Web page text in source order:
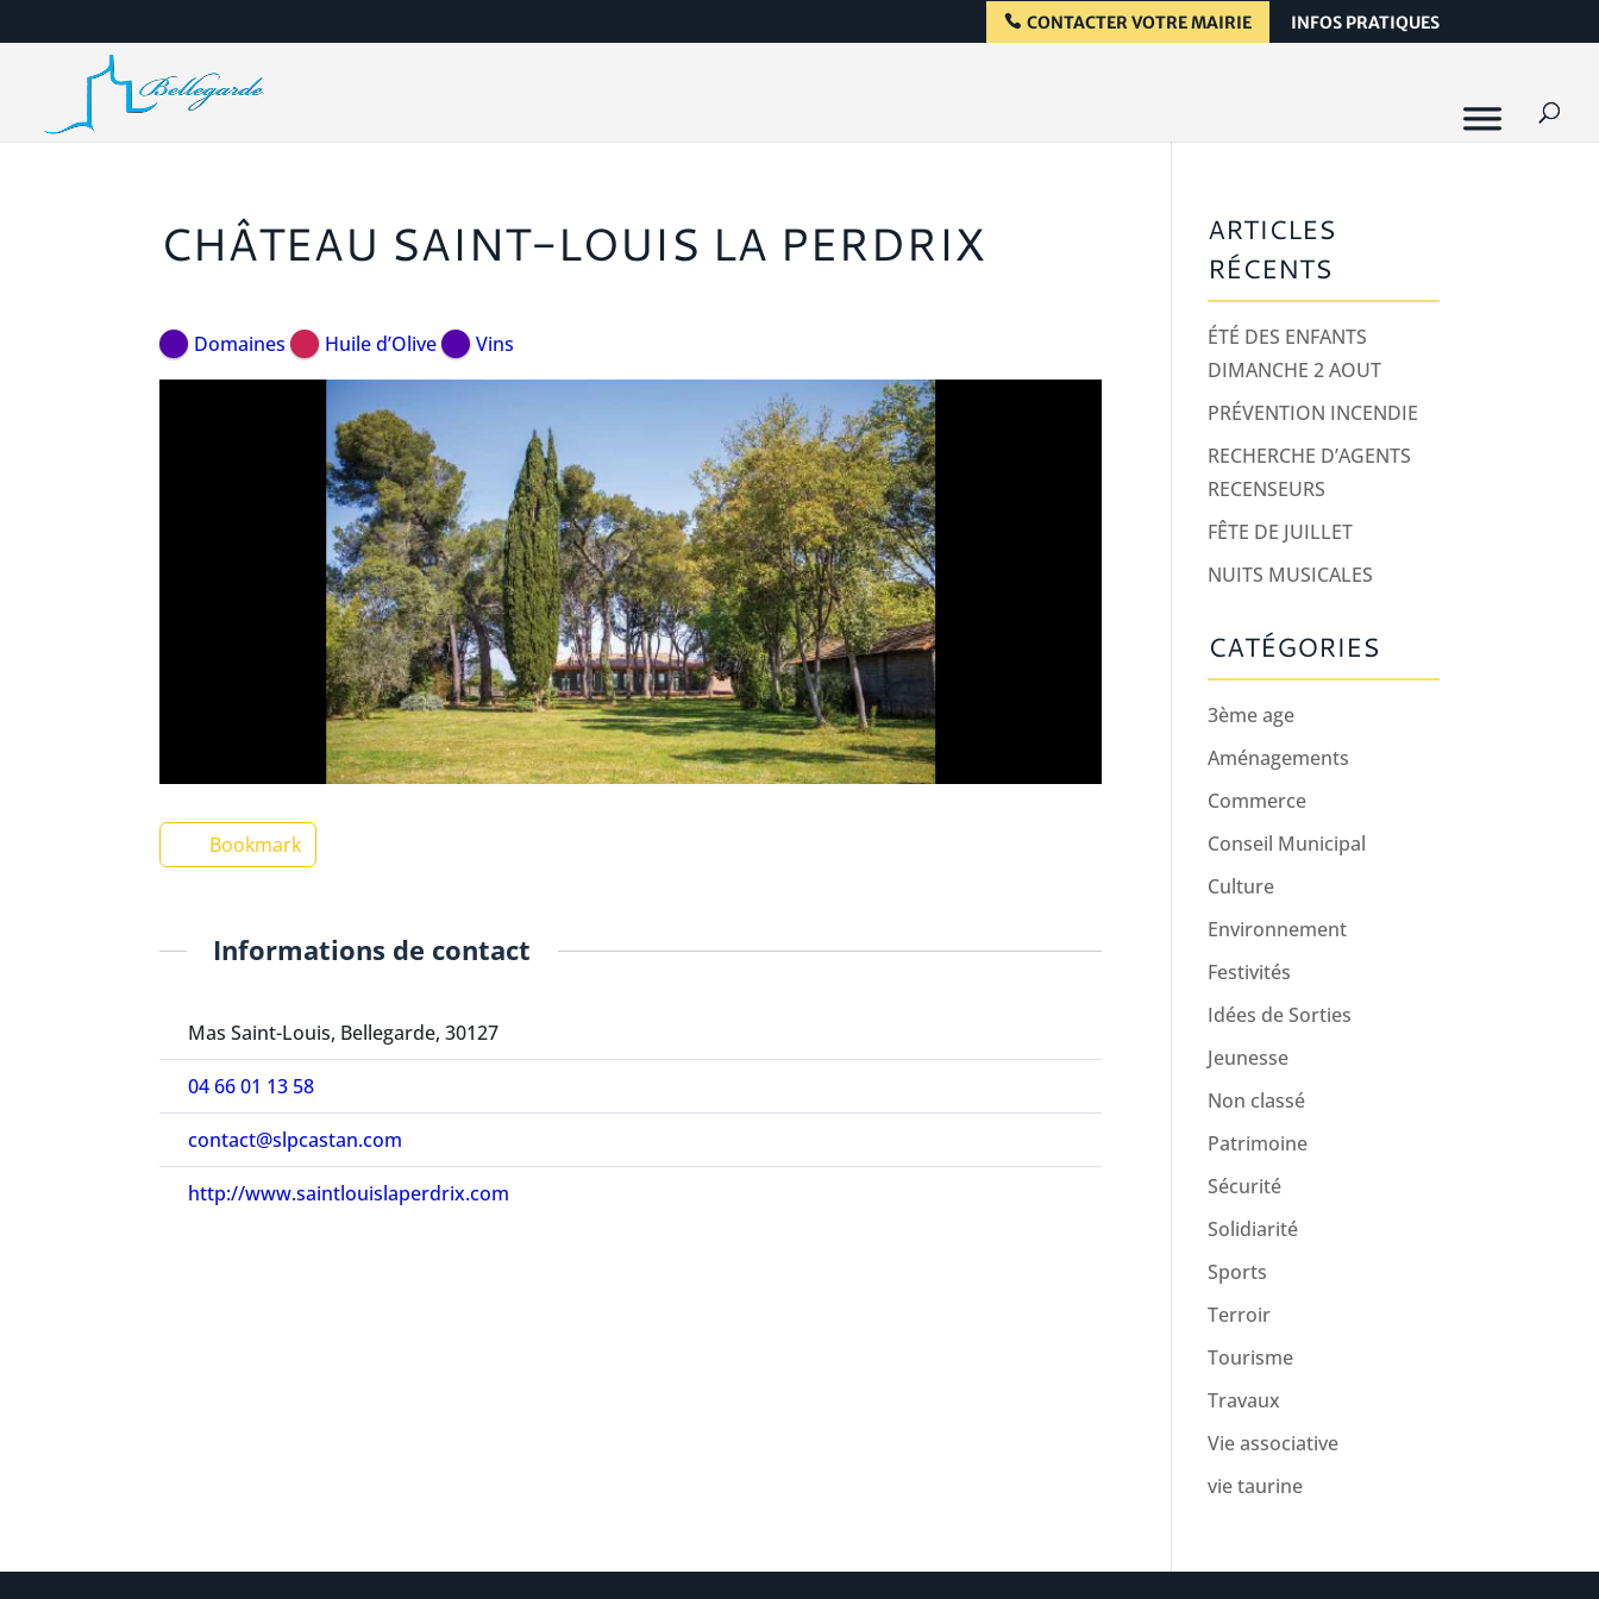
CONTACTER VOTRE MAIRIE INFOS PRATIQUES
CHÂTEAU SAINT-LOUIS LA PERDRIX
Domaines Huile d’Olive Vins
Bookmark
Informations de contact
Mas Saint-Louis, Bellegarde, 30127
04 66 01 13 58
contact@slpcastan.com
http://www.saintlouislaperdrix.com
ARTICLES
RÉCENTS
ÉTÉ DES ENFANTS
DIMANCHE 2 AOUT
PRÉVENTION INCENDIE
RECHERCHE D’AGENTS
RECENSEURS
FÊTE DE JUILLET
NUITS MUSICALES
CATÉGORIES
3ème age
Aménagements
Commerce
Conseil Municipal
Culture
Environnement
Festivités
Idées de Sorties
Jeunesse
Non classé
Patrimoine
Sécurité
Solidiarité
Sports
Terroir
Tourisme
Travaux
Vie associative
vie taurine